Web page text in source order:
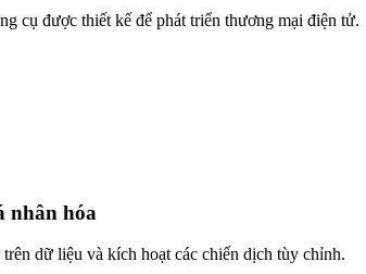
cụ được thiết kế để phát triển thương mại điện tử.
nhân hóa
dữ liệu và kích hoạt các chiến dịch tùy chỉnh.